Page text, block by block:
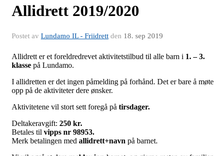
Allidrett 2019/2020
Postet av Lundamo IL - Friidrett den 18. sep 2019
Allidrett er et foreldredrevet aktivitetstilbud til alle barn i 1. – 3.
klasse på Lundamo.
I allidretten er det ingen påmelding på forhånd. Det er bare å møte
opp på de aktiviteter dere ønsker.
Aktivitetene vil stort sett foregå på tirsdager.
Deltakeravgift: 250 kr.
Betales til vipps nr 98953.
Merk betalingen med allidrett+navn på barnet.